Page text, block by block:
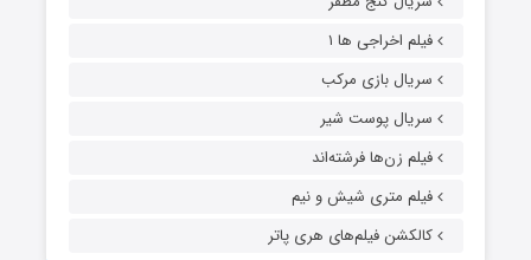
فیلم اخراجی ها ۱
سریال بازی مرکب
سریال پوست شیر
فیلم زن‌ها فرشته‌اند
فیلم متری شیش و نیم
کالکشن فیلم‌های هری پاتر